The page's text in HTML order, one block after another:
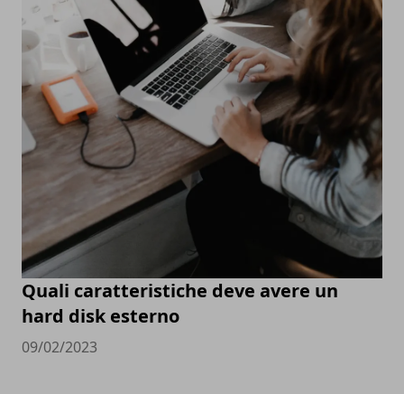
Quali caratteristiche deve avere un
hard disk esterno
09/02/2023